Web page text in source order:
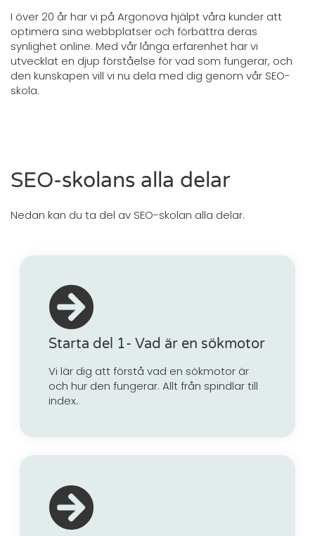
I över 20 år har vi på Argonova hjälpt våra kunder att
optimera sina webbplatser och förbättra deras
synlighet online. Med vår långa erfarenhet har vi
utvecklat en djup förståelse för vad som fungerar, och
den kunskapen vill vi nu dela med dig genom vår SEO-
skola.
SEO-skolans alla delar
Nedan kan du ta del av SEO-skolan alla delar.
Starta del 1- Vad är en sökmotor
Vi lär dig att förstå vad en sökmotor är
och hur den fungerar. Allt från spindlar till
index.